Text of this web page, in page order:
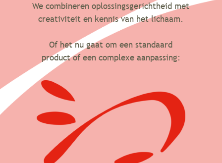
We combineren oplossingsgerichtheid met
creativiteit en kennis van het lichaam.
Of het nu gaat om een standaard
product of een complexe aanpassing: